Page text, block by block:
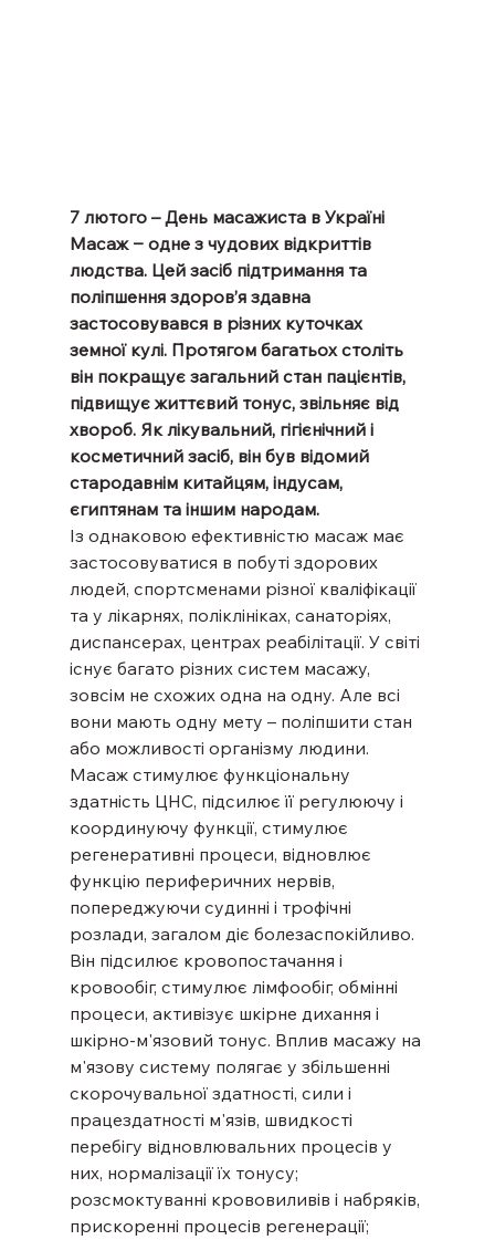
7 лютого – День масажиста в Україні
Масаж ‒ одне з чудових відкриттів
людства. Цей засіб підтримання та
поліпшення здоров’я здавна
застосовувався в різних куточках
земної кулі. Протягом багатьох століть
він покращує загальний стан пацієнтів,
підвищує життєвий тонус, звільняє від
хвороб. Як лікувальний, гігієнічний і
косметичний засіб, він був відомий
стародавнім китайцям, індусам,
єгиптянам та іншим народам.
Із однаковою ефективністю масаж має
застосовуватися в побуті здорових
людей, спортсменами різної кваліфікації
та у лікарнях, поліклініках, санаторіях,
диспансерах, центрах реабілітації. У світі
існує багато різних систем масажу,
зовсім не схожих одна на одну. Але всі
вони мають одну мету – поліпшити стан
або можливості організму людини.
Масаж стимулює функціональну
здатність ЦНС, підсилює її регулюючу і
координуючу функції, стимулює
регенеративні процеси, відновлює
функцію периферичних нервів,
попереджуючи судинні і трофічні
розлади, загалом діє болезаспокійливо.
Він підсилює кровопостачання і
кровообіг, стимулює лімфообіг, обмінні
процеси, активізує шкірне дихання і
шкірно-м'язовий тонус. Вплив масажу на
м'язову систему полягає у збільшенні
скорочувальної здатності, сили і
працездатності м'язів, швидкості
перебігу відновлювальних процесів у
них, нормалізації їх тонусу;
розсмоктуванні крововиливів і набряків,
прискоренні процесів регенерації;